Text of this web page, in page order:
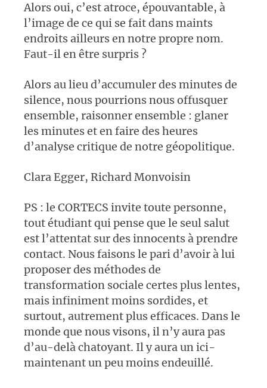
Alors oui, c’est atroce, épouvantable, à
l’image de ce qui se fait dans maints
endroits ailleurs en notre propre nom.
Faut-il en être surpris ?
Alors au lieu d’accumuler des minutes de
silence, nous pourrions nous offusquer
ensemble, raisonner ensemble : glaner
les minutes et en faire des heures
d’analyse critique de notre géopolitique.
Clara Egger, Richard Monvoisin
PS : le CORTECS invite toute personne,
tout étudiant qui pense que le seul salut
est l’attentat sur des innocents à prendre
contact. Nous faisons le pari d’avoir à lui
proposer des méthodes de
transformation sociale certes plus lentes,
mais infiniment moins sordides, et
surtout, autrement plus efficaces. Dans le
monde que nous visons, il n’y aura pas
d’au-delà chatoyant. Il y aura un ici-
maintenant un peu moins endeuillé.